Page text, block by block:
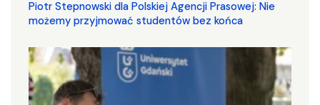
Piotr Stepnowski dla Polskiej Agencji Prasowej: Nie
możemy przyjmować studentów bez końca